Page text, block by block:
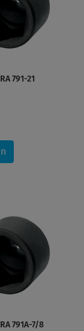
791-21
791A-7/8